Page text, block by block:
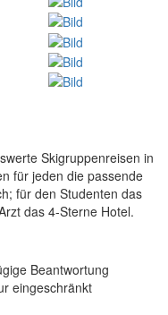
Skigruppenreisen in
für jeden die passende
für den Studenten das
das 4-Sterne Hotel.
Beantwortung
eingeschränkt